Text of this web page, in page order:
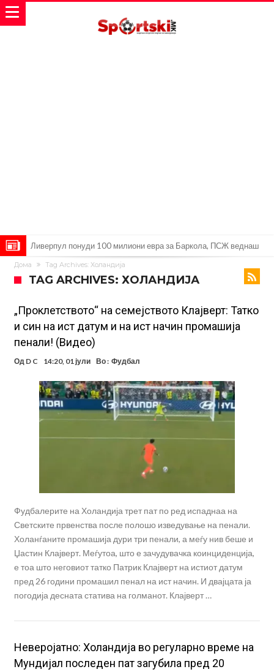
Јувентус се насочил кон напаѓач на Манчестер Јунајтед
Модриќ откри што го натерало да остане во Милан
Стотици навивачи го пречекаа Салах во Истанбул
Арсенал и Њукасл веќе се договорија, Гимарејш заминува
АРСЕНАЛ ГО ЛАДИ ШАМПАЊОТ: Винисиус на праг на Лондон!
Познат е следниот клуб на Душан Влаховиќ!
“А”
Лукаку бара нов клуб
Тотенхем започна преговори со Гакпо
Дома Tag Archives: Холандија
TAG ARCHIVES: ХОЛАНДИЈА
„Проклетството“ на семејството Клајверт: Татко
и син на ист датум и на ист начин промашија
пенали! (Видео)
Од D C 14:20, 01 јули Во : Фудбал
Фудбалерите на Холандија трет пат по ред испаднаа на
Светските првенства после полошо изведување на пенали.
Холанѓаните промашија дури три пенали, а меѓу нив беше и
Џастин Клајверт. Меѓутоа, што е зачудувачка коинциденција,
е тоа што неговиот татко Патрик Клајверт на истиот датум
пред 26 години промашил пенал на ист начин. И двајцата ја
погодија десната статива на голманот. Клајверт …
Неверојатно: Холандија во регуларно време на
Мундијал последен пат загубила пред 20